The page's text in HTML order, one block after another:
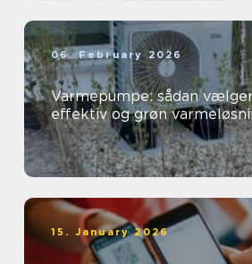
06. February 2026
Varmepumpe: sådan
effektiv og grøn
15. January 2026